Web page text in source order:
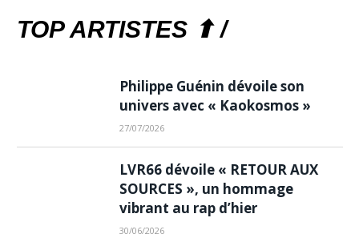
TOP ARTISTES ⬆ /
Philippe Guénin dévoile son
univers avec « Kaokosmos »
27/07/2026
LVR66 dévoile « RETOUR AUX
SOURCES », un hommage
vibrant au rap d’hier
30/06/2026